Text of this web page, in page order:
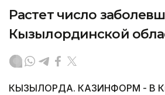
Растет число
Кызылординской
КЫЗЫЛОРДА. КАЗИНФОРМ - В